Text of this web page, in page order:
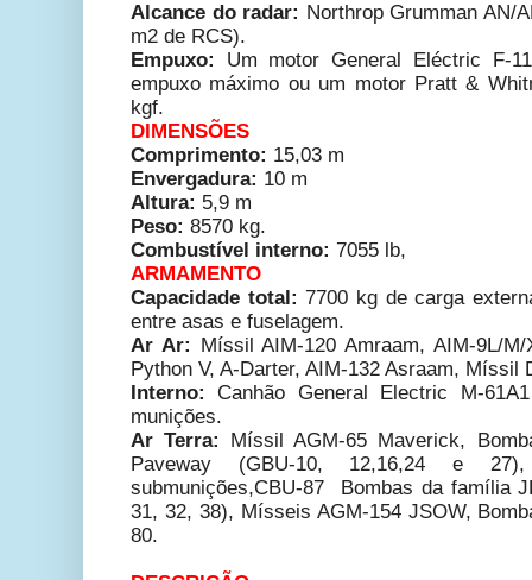
Alcance do radar: Northrop Grumman AN/
m2 de RCS).
Empuxo:
Um motor General Eléctric F-
empuxo máximo ou um motor Pratt &
kgf.
DIMENSÕES
Comprimento: 15,03 m
Envergadura: 10 m
Altura: 5,9 m
Peso: 8570 kg.
Combustível interno: 7055 lb,
ARMAMENTO
Capacidade total: 7700 kg de carga
entre asas e fuselagem.
Ar Ar: Míssil AIM-120 Amraam, AIM-9L/
Python V, A-Darter, AIM-132 Asraam, Míssil
Interno:
Canhão General Electric M-
munições.
Ar Terra:
Míssil AGM-65 Maverick,
Paveway (GBU-10, 12,16,24 e
submunições,CBU-87 Bombas da família
31, 32, 38), Mísseis AGM-154 JSOW,
80.